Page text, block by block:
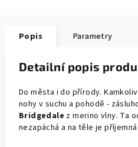
Popis Parametry
Detailní popis
Do města i do přírody.
nohy v suchu a pohodě -
Bridgedale z merino vlny. Ta
nezapáchá a na těle je